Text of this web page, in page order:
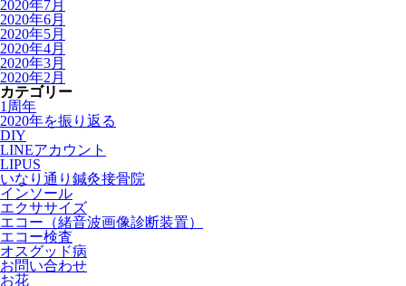
2020年7月
2020年6月
2020年5月
2020年4月
2020年3月
2020年2月
カテゴリー
1周年
2020年を振り返る
DIY
LINEアカウント
LIPUS
いなり通り鍼灸接骨院
インソール
エクササイズ
エコー（緒音波画像診断装置）
エコー検査
オスグッド病
お問い合わせ
お花